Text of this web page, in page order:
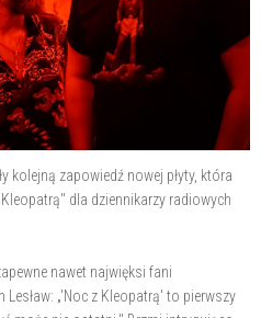
kolejną zapowiedź nowej płyty, która
dla dziennikarzy radiowych
nawet najwięksi fani
„'Noc z Kleopatrą' to pierwszy